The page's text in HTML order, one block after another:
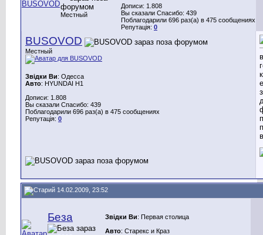
Местный
Дописи: 1.808
Вы сказали Спасибо: 439
Поблагодарили 696 раз(а) в 475 сообщениях
Репутація: 0
BUSOVOD
Местный
Звідки Ви: Одесса
Авто: HYUNDAI H1
Дописи: 1.808
Вы сказали Спасибо: 439
Поблагодарили 696 раз(а) в 475 сообщениях
Репутація: 0
14.02.2009, 23:52
Беза Звідки Ви: Первая столица
Авто: Старекс и Краз